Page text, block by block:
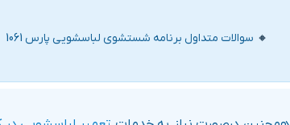
سوالات متداول برنامه شستشوی لباسشویی پارس 1061